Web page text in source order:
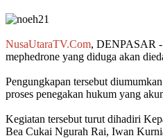
NusaUtaraTV.Com, DENPASAR -
mephedrone yang diduga akan
Pengungkapan tersebut
proses penegakan hukum yang
Kegiatan tersebut turut dihadiri
Bea Cukai Ngurah Rai, Iwan